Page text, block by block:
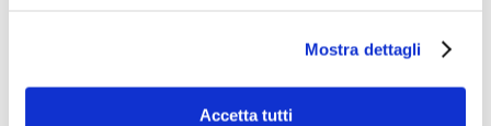
Mostra dettagli
Accetta tutti